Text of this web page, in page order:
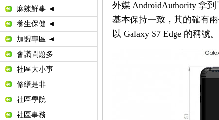
麻辣鮮事 ◄
養生保健 ◄
加盟專區 ◄
會議問題多
社區大小事
修繕是非
社區學院
社區事務
外媒 AndroidAuthority 拿到
基本保持一致，其的確有
以 Galaxy S7 Edge 的稱號。